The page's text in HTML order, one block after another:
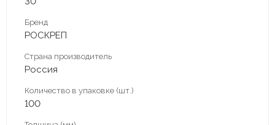
Бренд
РОСКРЕП
Страна производитель
Россия
Количество в упаковке (шт.)
100